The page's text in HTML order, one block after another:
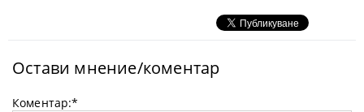
Остави мнение/коментар
Коментар:*